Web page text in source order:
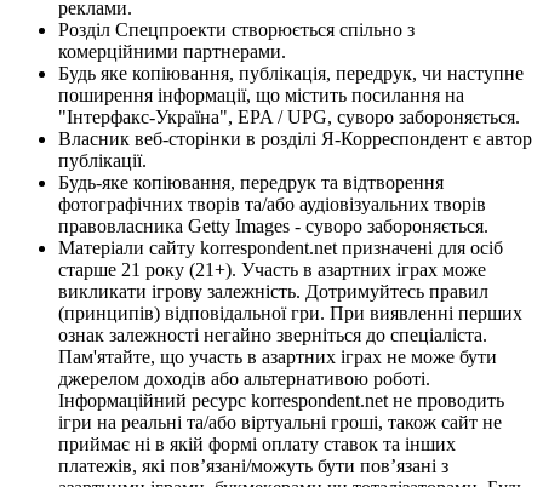
реклами.
Розділ Спецпроекти створюється спільно з
комерційними партнерами.
Будь яке копіювання, публікація, передрук, чи наступне
поширення інформації, що містить посилання на
"Інтерфакс-Україна", EPA / UPG, суворо забороняється.
Власник веб-сторінки в розділі Я-Корреспондент є автор
публікації.
Будь-яке копіювання, передрук та відтворення
фотографічних творів та/або аудіовізуальних творів
правовласника Getty Images - суворо забороняється.
Матеріали сайту korrespondent.net призначені для осіб
старше 21 року (21+). Участь в азартних іграх може
викликати ігрову залежність. Дотримуйтесь правил
(принципів) відповідальної гри. При виявленні перших
ознак залежності негайно зверніться до спеціаліста.
Пам'ятайте, що участь в азартних іграх не може бути
джерелом доходів або альтернативою роботі.
Інформаційний ресурс korrespondent.net не проводить
ігри на реальні та/або віртуальні гроші, також сайт не
приймає ні в якій формі оплату ставок та інших
платежів, які пов’язані/можуть бути пов’язані з